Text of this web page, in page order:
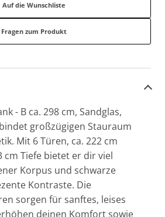
Auf die Wunschliste
Fragen zum Produkt
- B ca. 298 cm, Sandglas,
großzügigen Stauraum
Mit 6 Türen, ca. 222 cm
cm Tiefe bietet er dir viel
Korpus und schwarze
Kontraste. Die
sorgen für sanftes, leises
deinen Komfort sowie